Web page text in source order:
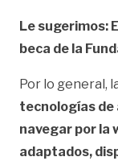
Le sugerimos:
beca de la
Por lo general,
tecnologías de
navegar por la
adaptados,